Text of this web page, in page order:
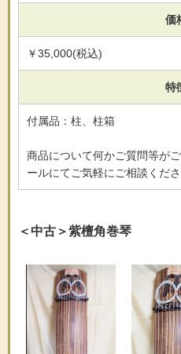
価
￥35,000(税込)
特
付属品：柱、柱箱
商品について何かご質問等が
ールにてご気軽にご相談くださ
＜中古＞紫檀角巻琴